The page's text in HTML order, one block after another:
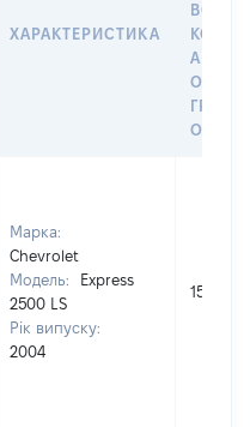
ХАРАКТЕРИСТИКА
АБО
Марка:
Chevrolet
Модель:
Express
2500 LS
Рік випуску:
2004
158000